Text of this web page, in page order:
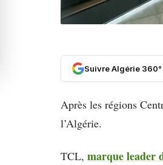
Suivre Algérie
Après les régions
l’Algérie.
TCL, marque leader